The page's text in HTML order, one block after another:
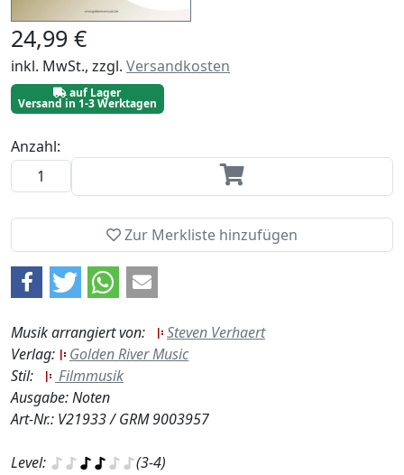
Musik arrangiert von:
Steven Verhaert
Verlag:
Golden River Music
Stil:
Filmmusik
Ausgabe: Noten
Art-Nr.: V21933 / GRM 9003957
Level: (3-4)
24,99 €
inkl. MwSt., zzgl. Versandkosten
auf Lager
Versand in 1-3 Werktagen
Anzahl:
Zur Merkliste hinzufügen